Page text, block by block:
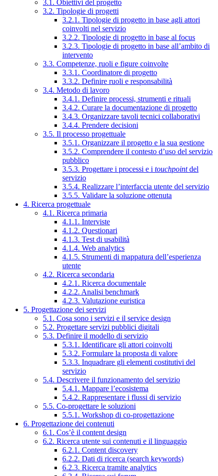
3.1. Obiettivi del progetto
3.2. Tipologie di progetti
3.2.1. Tipologie di progetto in base agli attori
coinvolti nel servizio
3.2.2. Tipologie di progetto in base al focus
3.2.3. Tipologie di progetto in base all’ambito di
intervento
3.3. Competenze, ruoli e figure coinvolte
3.3.1. Coordinatore di progetto
3.3.2. Definire ruoli e responsabilità
3.4. Metodo di lavoro
3.4.1. Definire processi, strumenti e rituali
3.4.2. Curare la documentazione di progetto
3.4.3. Organizzare tavoli tecnici collaborativi
3.4.4. Prendere decisioni
3.5. Il processo progettuale
3.5.1. Organizzare il progetto e la sua gestione
3.5.2. Comprendere il contesto d’uso del servizio
pubblico
3.5.3. Progettare i processi e i touchpointdel
servizio
3.5.4. Realizzare l’interfaccia utente del servizio
3.5.5. Validare la soluzione ottenuta
4. Ricerca progettuale
4.1. Ricerca primaria
4.1.1. Interviste
4.1.2. Questionari
4.1.3. Test di usabilità
4.1.4. Web analytics
4.1.5. Strumenti di mappatura dell’esperienza
utente
4.2. Ricerca secondaria
4.2.1. Ricerca documentale
4.2.2. Analisi benchmark
4.2.3. Valutazione euristica
5. Progettazione dei servizi
5.1. Cosa sono i servizi e il service design
5.2. Progettare servizi pubblici digitali
5.3. Definire il modello di servizio
5.3.1. Identificare gli attori coinvolti
5.3.2. Formulare la proposta di valore
5.3.3. Inquadrare gli elementi costitutivi del
servizio
5.4. Descrivere il funzionamento del servizio
5.4.1. Mappare l’ecosistema
5.4.2. Rappresentare i flussi di servizio
5.5. Co-progettare le soluzioni
5.5.1. Workshop di co-progettazione
6. Progettazione dei contenuti
6.1. Cos’è il content design
6.2. Ricerca utente sui contenuti e il linguaggio
6.2.1. Content discovery
6.2.2. Dati di ricerca (search keywords)
6.2.3. Ricerca tramite analytics